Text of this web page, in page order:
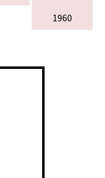
1960